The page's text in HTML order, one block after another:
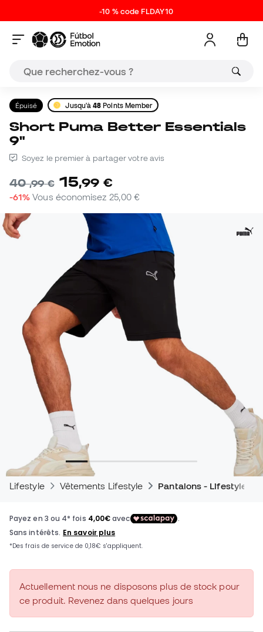
-10 % code FLDAY10
Épuisé Jusqu'à48 Points Member
Short Puma Better Essentials
9"
Soyez le premier à partager votre avis
40,99 € 15,99 €
-61% Vous économisez 25,00 €
Lifestyle Vêtements Lifestyle Pantalons - Lifestyle
Actuellement nous ne disposons plus de stock pour
ce produit. Revenez dans quelques jours